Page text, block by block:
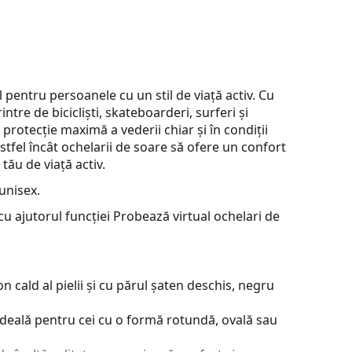
persoanele cu un stil de viață activ. Cu
de bicicliști, skateboarderi, surferi și
maximă a vederii chiar și în condiții
încât ochelarii de soare să ofere un confort
de viață activ.
ajutorul funcției Probează virtual ochelari de
cald al pielii și cu părul șaten deschis, negru
pentru cei cu o formă rotundă, ovală sau